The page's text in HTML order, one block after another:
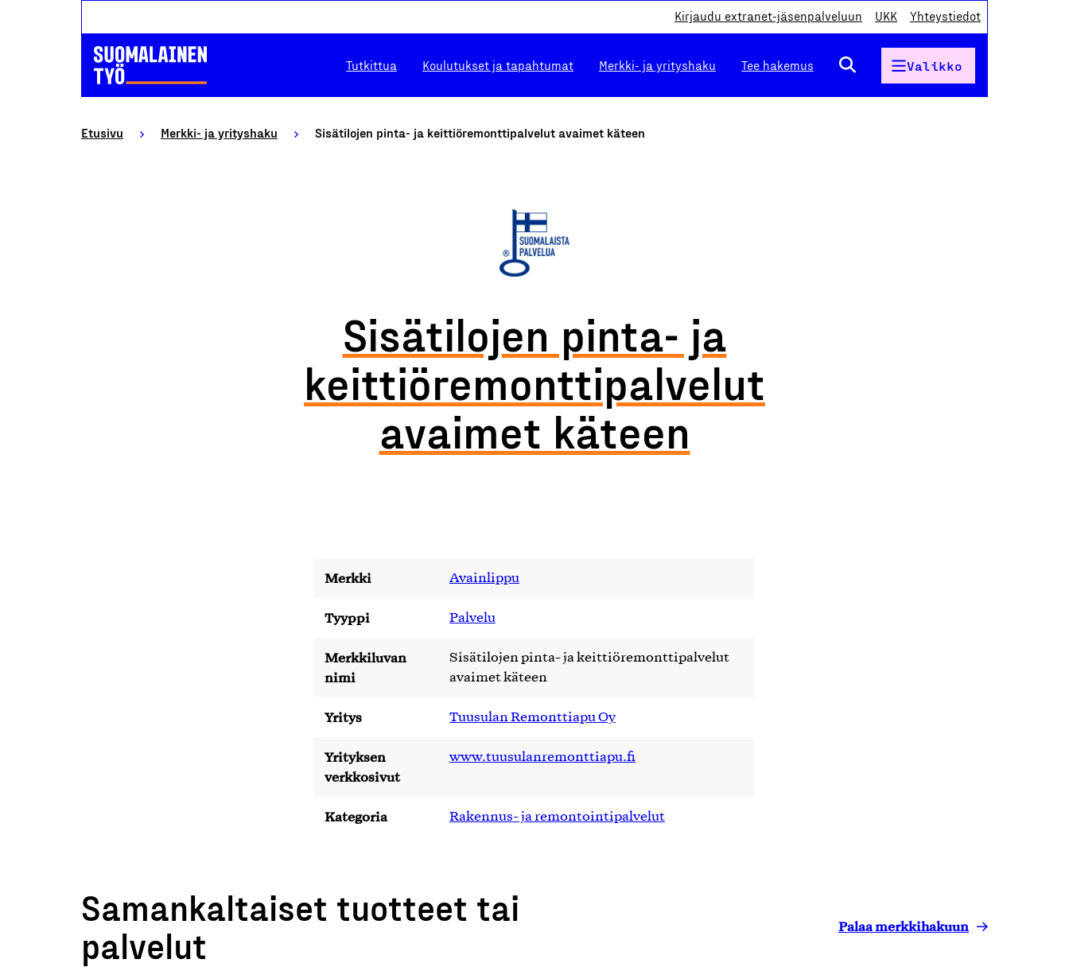
Kirjaudu extranet-jäsenpalveluun UKK Yhteystiedot
Tutkittua Koulutukset ja tapahtumat Merkki- ja yrityshaku Tee hakemus Valikko
Etusivu Merkki- ja yrityshaku Sisätilojen pinta- ja keittiöremonttipalvelut avaimet käteen
Sisätilojen pinta- ja
keittiöremonttipalvelut
avaimet käteen
Merkki Avainlippu
Tyyppi Palvelu
Merkkiluvan
nimi
Sisätilojen pinta- ja keittiöremonttipalvelut
avaimet käteen
Yritys Tuusulan Remonttiapu Oy
Yrityksen
verkkosivut
www.tuusulanremonttiapu.fi
Kategoria Rakennus- ja remontointipalvelut
Samankaltaiset tuotteet tai
palvelut
Palaa merkkihakuun